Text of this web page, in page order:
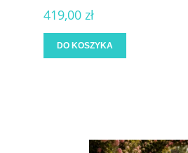
419,00 zł
DO KOSZYKA